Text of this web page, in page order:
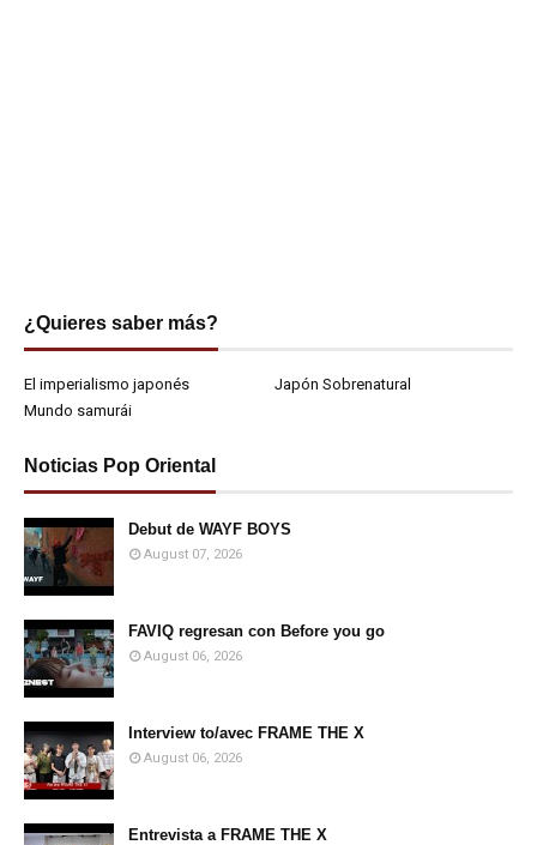
¿Quieres saber más?
El imperialismo japonés
Japón Sobrenatural
Mundo samurái
Noticias Pop Oriental
Debut de WAYF BOYS
August 07, 2026
FAVIQ regresan con Before you go
August 06, 2026
Interview to/avec FRAME THE X
August 06, 2026
Entrevista a FRAME THE X